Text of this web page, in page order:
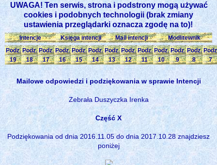
UWAGA! Ten serwis, strona i podstrony mogą używać
cookies i podobnych technologii (brak zmiany
ustawienia przeglądarki oznacza zgodę na to)!
Intencje Księga intencji Mail intencji
Modlitewnik
Podz.
19
Podz.
18
Podz.
17
Podz.
16
Podz.
15
Podz.
14
Podz.
13
Podz.
12
Podz.
11
Podz.
10
Podz.
9
Podz.
8
7
Mailowe odpowiedzi i podziękowania w sprawie Intencji
Zebrała Duszyczka Irenka
Część X
Podziękowania od dnia 2016.11.05 do dnia 2017.10.28 znajdziesz
poniżej